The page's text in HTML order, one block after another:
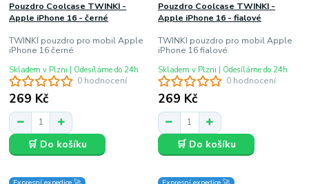
0 hodnocení
Pouzdro Coolcase TWINKI -
Apple iPhone 16 - černé
TWINKI pouzdro pro mobil Apple
iPhone 16 černé
269 Kč
Skladem v Plzni | Odesíláme do 24h
🛒 Do košíku
0 hodnocení
Pouzdro Coolcase TWINKI -
Apple iPhone 16 - fialové
TWINKI pouzdro pro mobil Apple
iPhone 16 fialové
269 Kč
Skladem v Plzni | Odesíláme do 24h
🛒 Do košíku